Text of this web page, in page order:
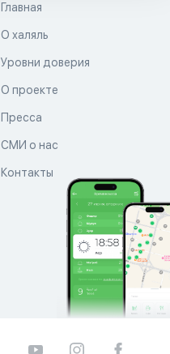
Главная
О халяль
Уровни доверия
О проекте
Пресса
СМИ о нас
Контакты